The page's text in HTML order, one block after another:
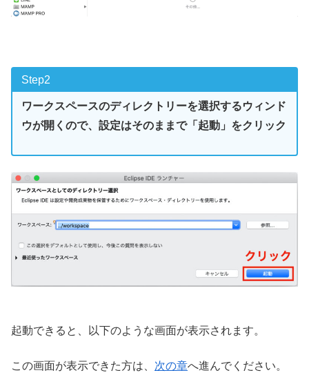
Step2
ワークスペースのディレクトリーを選択するウィンド
ウが開くので、設定はそのままで「起動」をクリック
起動できると、以下のような画面が表示されます。
この画面が表示できた方は、 次の章へ進んでください。